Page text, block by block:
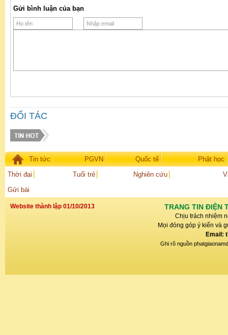
Gửi bình luận của bạn
ĐỐI TÁC
Tin tức PGVN Quốc tế
Phật học
Thời đại
Tuổi trẻ Nghiên cứu
Gửi bài
Website thành lập 01/10/2013 TRANG TIN ĐIỆN
Chịu trách nhiệm
Mọi đóng góp ý kiến và
Email:
Ghi rõ nguồn